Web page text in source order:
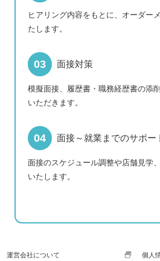
ヒアリング内容をもとに、オーダー
たします。
面接対策
模擬面接、履歴書・職務経歴書の添
いただきます。
面接～就業までのサポー
面接のスケジュール調整や店舗見学
いたします。
運営会社について 個人